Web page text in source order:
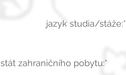
jazyk studia/stáže:*
stát zahraničního pobytu:*